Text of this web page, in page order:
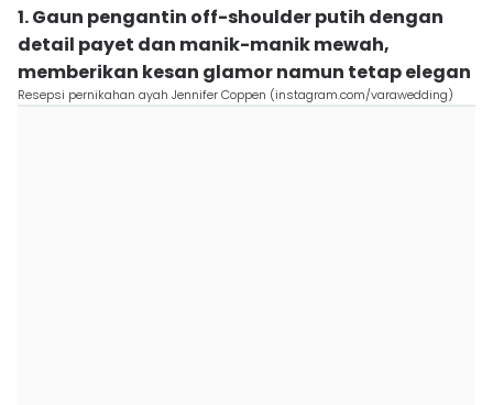
1. Gaun pengantin off-shoulder putih dengan
detail payet dan manik-manik mewah,
memberikan kesan glamor namun tetap elegan
Resepsi pernikahan ayah Jennifer Coppen (instagram.com/varawedding)